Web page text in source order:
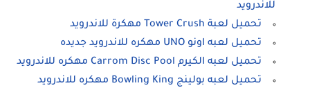
للاندرويد
تحميل لعبة Tower Crush مهكرة للاندرويد
تحميل لعبه اونو UNO مهكره للاندرويد جديده
تحميل لعبه الكيرم Carrom Disc Pool مهكره للاندرويد
تحميل لعبه بولينج Bowling King مهكره للاندرويد